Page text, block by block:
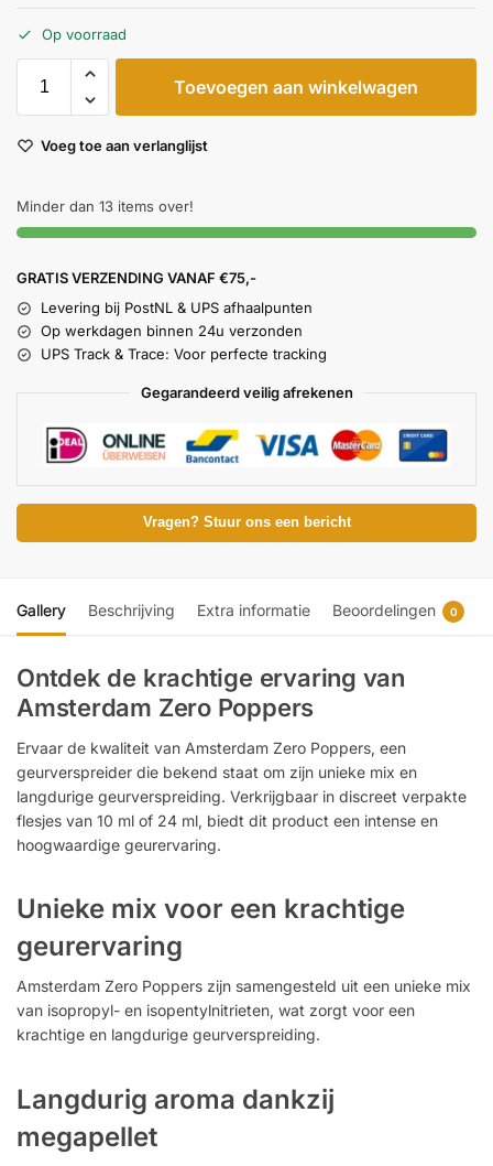
Op voorraad
Toevoegen aan winkelwagen
Voeg toe aan verlanglijst
Minder dan 13 items over!
GRATIS VERZENDING VANAF €75,-
Levering bij PostNL & UPS afhaalpunten
Op werkdagen binnen 24u verzonden
UPS Track & Trace: Voor perfecte tracking
Gegarandeerd veilig afrekenen
Vragen? Stuur ons een bericht
Gallery Beschrijving Extra informatie Beoordelingen 0
Ontdek de krachtige ervaring van
Amsterdam Zero Poppers
Ervaar de kwaliteit van Amsterdam Zero Poppers, een
geurverspreider die bekend staat om zijn unieke mix en
langdurige geurverspreiding. Verkrijgbaar in discreet verpakte
flesjes van 10 ml of 24 ml, biedt dit product een intense en
hoogwaardige geurervaring.
Unieke mix voor een krachtige
geurervaring
Amsterdam Zero Poppers zijn samengesteld uit een unieke mix
van isopropyl- en isopentylnitrieten, wat zorgt voor een
krachtige en langdurige geurverspreiding.
Langdurig aroma dankzij
megapellet